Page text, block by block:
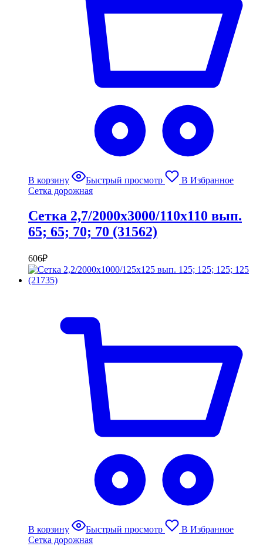
В корзину Быстрый просмотр
В Избранное
Сетка дорожная
Сетка 2,7/2000х3000/110х110 вып.
65; 65; 70; 70 (31562)
606₽
В корзину Быстрый просмотр
В Избранное
Сетка дорожная